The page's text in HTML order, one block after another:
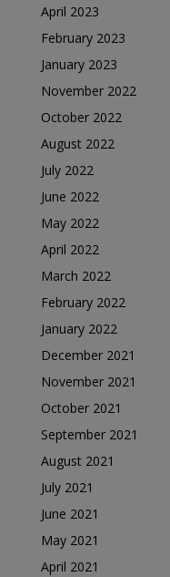
April 2023
February 2023
January 2023
November 2022
October 2022
August 2022
July 2022
June 2022
May 2022
April 2022
March 2022
February 2022
January 2022
December 2021
November 2021
October 2021
September 2021
August 2021
July 2021
June 2021
May 2021
April 2021